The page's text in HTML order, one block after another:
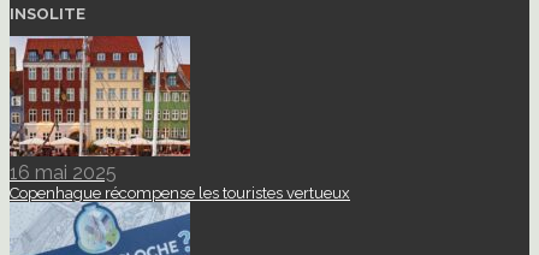
INSOLITE
16 mai 2025
Copenhague récompense les touristes vertueux